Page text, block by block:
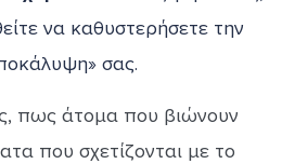
να καθυστερήσετε την
σας.
πως άτομα που βιώνουν
που σχετίζονται με το